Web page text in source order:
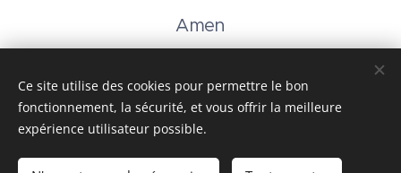
Amen
Images fournies par
l-amour.net
Ce site utilise des cookies pour permettre le bon
fonctionnement, la sécurité, et vous offrir la meilleure
expérience utilisateur possible.